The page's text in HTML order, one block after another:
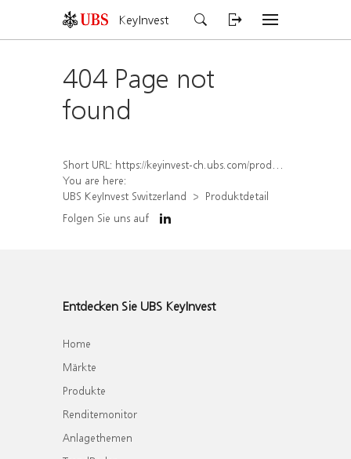
KeyInvest
404 Page not
found
Short URL: https://keyinvest-ch.ubs.com/produkt/detail/index/isin/CH1564689458
You are here:
UBS KeyInvest Switzerland
Produktdetail
Folgen Sie uns auf
Entdecken Sie UBS KeyInvest
Home
Märkte
Produkte
Renditemonitor
Anlagethemen